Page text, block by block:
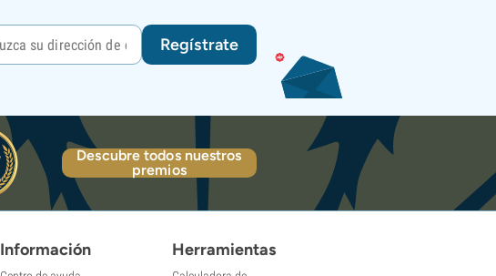
Regístrate
Descubre todos nuestros
premios
Información Herramientas